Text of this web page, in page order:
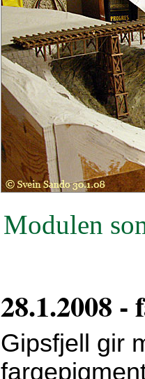
Modulen
28.1.2008
Gipsfjell gir